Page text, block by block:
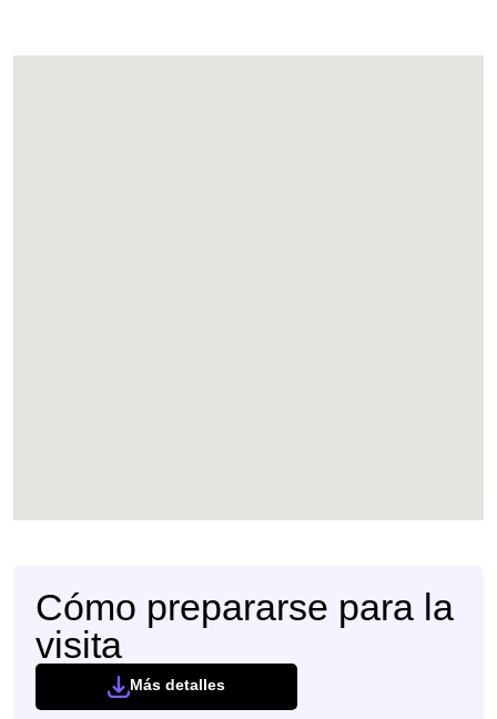
Cómo prepararse para la
visita
Más detalles